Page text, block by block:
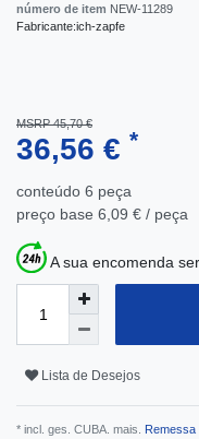
número de item NEW-11289
Fabricante:ich-zapfe
MSRP 45,70 €
36,56 € *
conteúdo 6 peça
preço base 6,09 € / peça
A sua encomenda
Lista de Desejos
* incl. ges. CUBA. mais. Remessa